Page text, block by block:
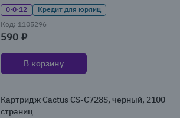
0·0·12
Кредит для юрлиц
Код: 1105296
590 ₽
В корзину
Картридж Cactus CS-C728S, черный, 2100
страниц